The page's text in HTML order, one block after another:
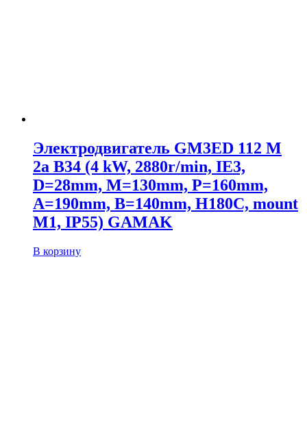
Электродвигатель GM3ED 112 M
2a B34 (4 kW, 2880r/min, IE3,
D=28mm, M=130mm, P=160mm,
A=190mm, B=140mm, H180C, mount
M1, IP55) GAMAK
В корзину